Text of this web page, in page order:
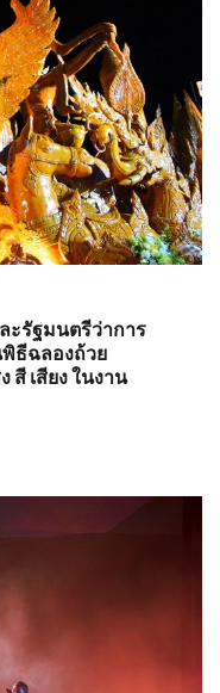
ะรัฐมนตรีว่าการ
ธีฉลองถ้วย
สี เสียง ในงาน